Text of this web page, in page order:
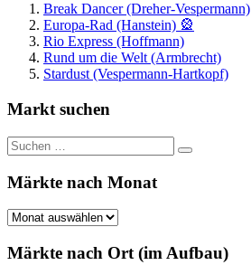
Break Dancer (Dreher-Vespermann)
Europa-Rad (Hanstein) 🎡
Rio Express (Hoffmann)
Rund um die Welt (Armbrecht)
Stardust (Vespermann-Hartkopf)
Markt suchen
Suchen
nach:
Suchen
Märkte nach Monat
Märkte
Monat
Märkte nach Ort (im Aufbau)